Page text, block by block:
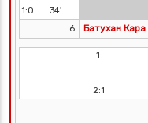
1:0
34'
6
Батухан Кара
1
2:1